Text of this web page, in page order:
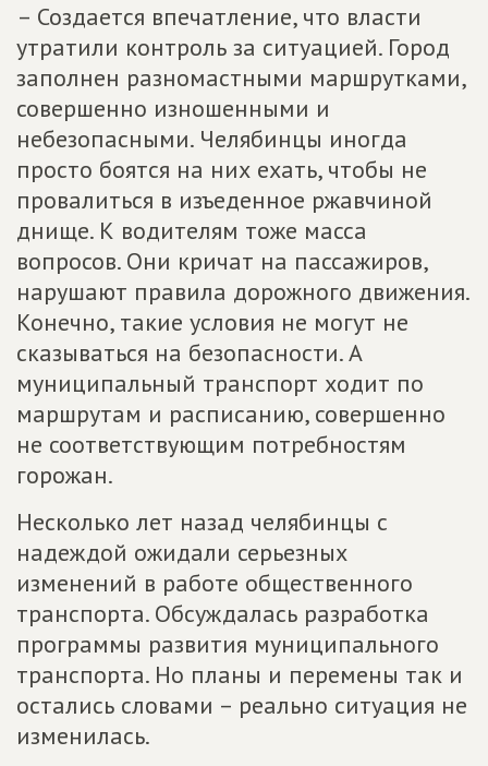
– Создается впечатление, что власти
утратили контроль за ситуацией. Город
заполнен разномастными маршрутками,
совершенно изношенными и
небезопасными. Челябинцы иногда
просто боятся на них ехать, чтобы не
провалиться в изъеденное ржавчиной
днище. К водителям тоже масса
вопросов. Они кричат на пассажиров,
нарушают правила дорожного движения.
Конечно, такие условия не могут не
сказываться на безопасности. А
муниципальный транспорт ходит по
маршрутам и расписанию, совершенно
не соответствующим потребностям
горожан.
Несколько лет назад челябинцы с
надеждой ожидали серьезных
изменений в работе общественного
транспорта. Обсуждалась разработка
программы развития муниципального
транспорта. Но планы и перемены так и
остались словами – реально ситуация не
изменилась.